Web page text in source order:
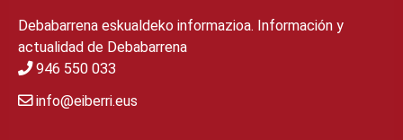
Debabarrena eskualdeko informazioa. Información y
actualidad de Debabarrena
946 550 033
info@eiberri.eus